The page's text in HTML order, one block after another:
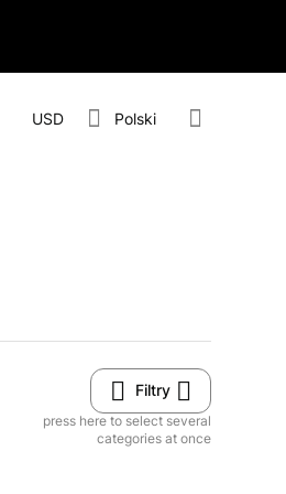
USD Polski
Filtry
press here to select several
categories at once